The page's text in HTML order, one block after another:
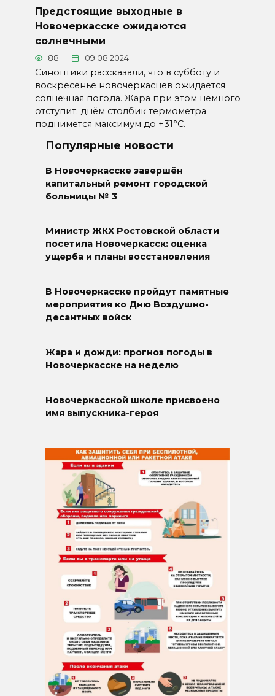
Предстоящие выходные в
Новочеркасске ожидаются
солнечными
88 09.08.2024
Синоптики рассказали, что в субботу и
воскресенье новочеркасцев ожидается
солнечная погода. Жара при этом немного
отступит: днём столбик термометра
поднимется максимум до +31°С.
Популярные новости
В Новочеркасске завершён
капитальный ремонт городской
больницы № 3
Министр ЖКХ Ростовской области
посетила Новочеркасск: оценка
ущерба и планы восстановления
В Новочеркасске пройдут памятные
мероприятия ко Дню Воздушно-
десантных войск
Жара и дожди: прогноз погоды в
Новочеркасске на неделю
Новочеркасской школе присвоено
имя выпускника-героя